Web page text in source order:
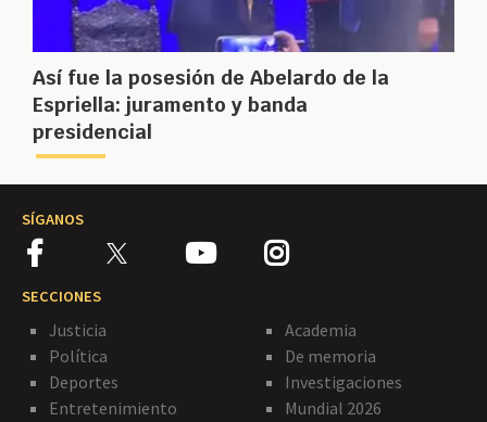
Así fue la posesión de Abelardo de la
Espriella: juramento y banda
presidencial
SÍGANOS
SECCIONES
Justicia
Política
Deportes
Entretenimiento
Academia
De memoria
Investigaciones
Mundial 2026